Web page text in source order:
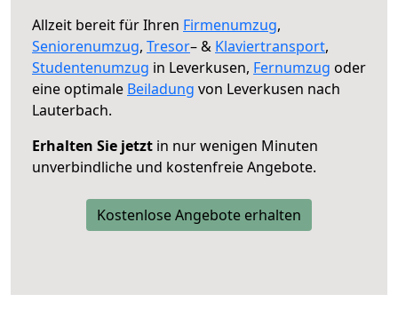
Allzeit bereit für Ihren Firmenumzug,
Seniorenumzug, Tresor– & Klaviertransport,
Studentenumzug in Leverkusen, Fernumzug oder
eine optimale Beiladung von Leverkusen nach
Lauterbach.
Erhalten Sie jetzt in nur wenigen Minuten
unverbindliche und kostenfreie Angebote.
Kostenlose Angebote erhalten